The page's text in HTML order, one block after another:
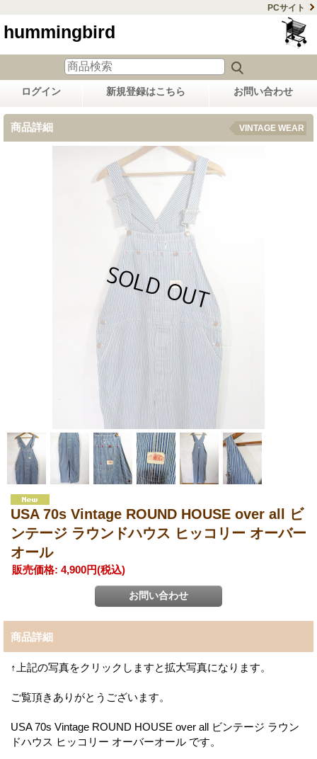
PCサイト
hummingbird
ログイン 新規登録はこちら お問い合わせ
商品詳細 VINTAGE WEAR
USA 70s Vintage ROUND HOUSE over all ビ
ンテージ ラウンドハウス ヒッコリー オーバー
オール
販売価格: 4,900円(税込)
商品詳細
↑上記の写真をクリックしますと拡大写真になります。
ご覧頂きありがとうございます。
USA 70s Vintage ROUND HOUSE over all ビンテージ ラウン
ドハウス ヒッコリー オーバーオール です。